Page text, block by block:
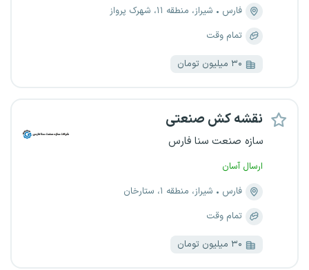
فارس
شیراز، منطقه ۱۱، شهرک پرواز
تمام وقت
۳۰ میلیون تومان
نقشه کش صنعتی
سازه صنعت سنا فارس
ارسال آسان
فارس
شیراز، منطقه ۱، ستارخان
تمام وقت
۳۰ میلیون تومان